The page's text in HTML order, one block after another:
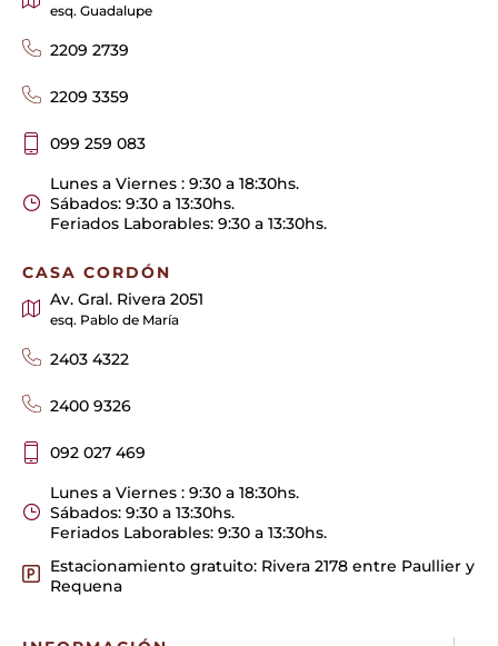
esq. Guadalupe
2209 2739
2209 3359
099 259 083
Lunes a Viernes : 9:30 a 18:30hs.
Sábados: 9:30 a 13:30hs.
Feriados Laborables: 9:30 a 13:30hs.
CASA CORDÓN
Av. Gral. Rivera 2051
esq. Pablo de María
2403 4322
2400 9326
092 027 469
Lunes a Viernes : 9:30 a 18:30hs.
Sábados: 9:30 a 13:30hs.
Feriados Laborables: 9:30 a 13:30hs.
Estacionamiento gratuito: Rivera 2178 entre Paullier y
Requena